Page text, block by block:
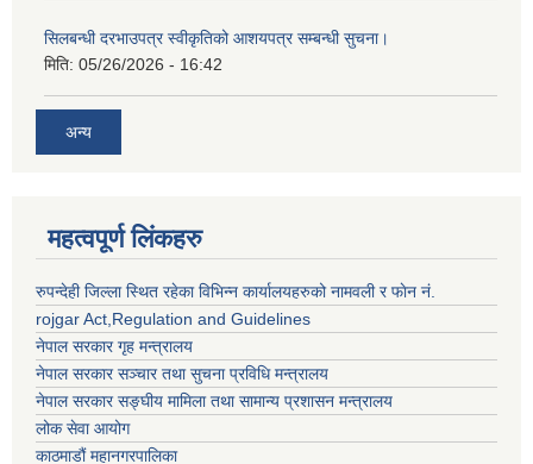
सिलबन्धी दरभाउपत्र स्वीकृतिको आशयपत्र सम्बन्धी सुचना।
मिति: 05/26/2026 - 16:42
अन्य
महत्वपूर्ण लिंकहरु
रुपन्देही जिल्ला स्थित रहेका विभिन्न कार्यालयहरुको नामवली र फाेन न‌ं.
rojgar Act,Regulation and Guidelines
नेपाल सरकार गृह मन्त्रालय
नेपाल सरकार सञ्चार तथा सुचना प्रविधि मन्त्रालय
नेपाल सरकार सङ्घीय मामिला तथा सामान्य प्रशासन मन्त्रालय
लोक सेवा आयोग
काठमाडौं महानगरपालिका